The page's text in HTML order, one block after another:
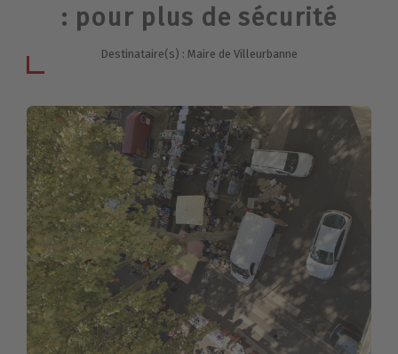
: pour plus de sécurité
Destinataire(s) : Maire de Villeurbanne